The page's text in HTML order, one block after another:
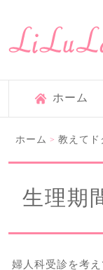
ホーム
ホーム > 教えてド
生理期
婦人科受診を考